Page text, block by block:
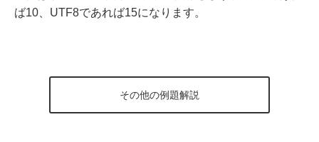
ば10、UTF8であれば15になります。
その他の例題解説